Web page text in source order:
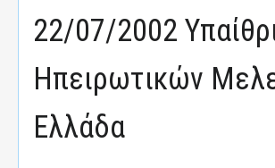
22/07/2002
Ηπειρωτικών
Ελλάδα